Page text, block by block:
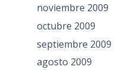
noviembre 2009
octubre 2009
septiembre 2009
agosto 2009